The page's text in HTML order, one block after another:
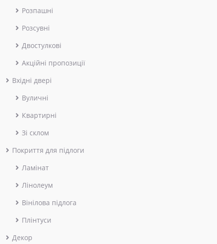
Розпашні
Розсувні
Двостулкові
Акційні пропозиції
Вхідні двері
Вуличні
Квартирні
Зі склом
Покриття для підлоги
Ламінат
Лінолеум
Вінілова підлога
Плінтуси
Декор